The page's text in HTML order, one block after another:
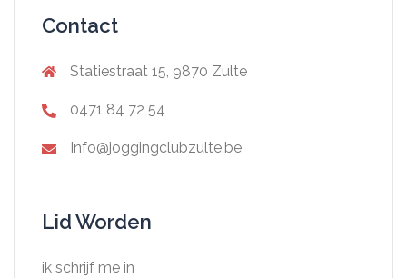
Contact
Statiestraat 15, 9870 Zulte
0471 84 72 54
Info@joggingclubzulte.be
Lid Worden
ik schrijf me in